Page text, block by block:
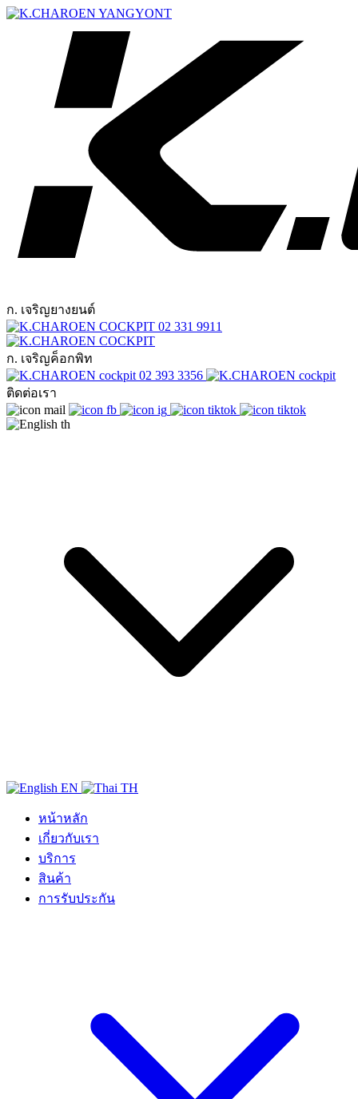
ก. เจริญยางยนต์
02 331 9911
ก. เจริญค็อกพิท
02 393 3356
ติดต่อเรา
th
EN TH
หน้าหลัก
เกี่ยวกับเรา
บริการ
สินค้า
การรับประกัน